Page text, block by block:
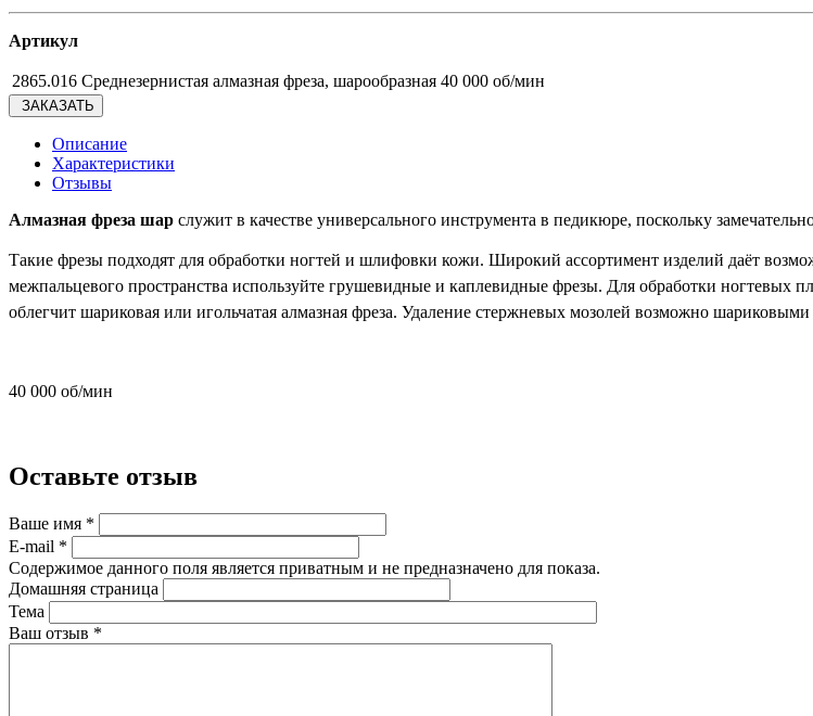
Артикул
2865.016 Среднезернистая алмазная фреза, шарообразная 40 000 об/мин
ЗАКАЗАТЬ
Описание
Характеристики
Отзывы
Алмазная фреза шар служит в качестве универсального инструмента в педикюре, поскольку
Такие фрезы подходят для обработки ногтей и шлифовки кожи. Широкий ассортимент изделий даёт
межпальцевого пространства используйте грушевидные и каплевидные фрезы. Для обработки ногтевых
облегчит шариковая или игольчатая алмазная фреза. Удаление стержневых мозолей возможно
40 000 об/мин
Оставьте отзыв
Ваше имя *
E-mail *
Содержимое данного поля является приватным и не предназначено для показа.
Домашняя страница
Тема
Ваш отзыв *